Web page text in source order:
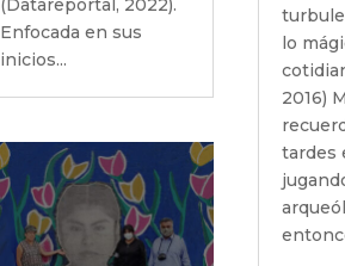
(Datareportal, 2022).
Enfocada en sus
inicios...
lo
2016)
tardes